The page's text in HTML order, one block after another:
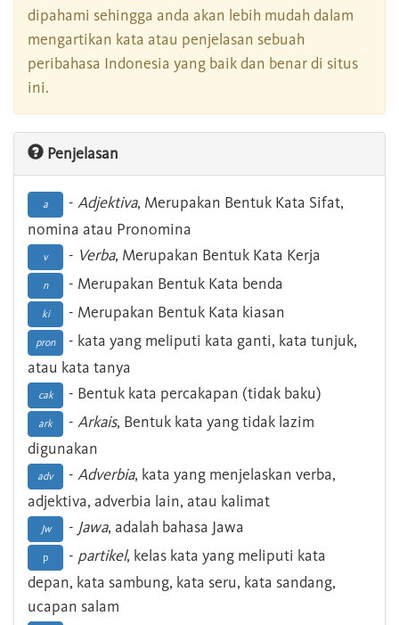
dipahami sehingga anda akan lebih mudah dalam
mengartikan kata atau penjelasan sebuah
peribahasa Indonesia yang baik dan benar di situs
ini.
Penjelasan
a - Adjektiva, Merupakan Bentuk Kata Sifat,
nomina atau Pronomina
v - Verba, Merupakan Bentuk Kata Kerja
n - Merupakan Bentuk Kata benda
ki - Merupakan Bentuk Kata kiasan
pron
- kata yang meliputi kata ganti, kata tunjuk,
atau kata tanya
cak - Bentuk kata percakapan (tidak baku)
ark - Arkais, Bentuk kata yang tidak lazim
digunakan
adv - Adverbia, kata yang menjelaskan verba,
adjektiva, adverbia lain, atau kalimat
Jw - Jawa, adalah bahasa Jawa
p - partikel, kelas kata yang meliputi kata
depan, kata sambung, kata seru, kata sandang,
ucapan salam